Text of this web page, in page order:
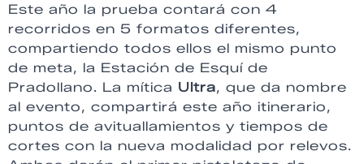
Este año la prueba contará con 4
recorridos en 5 formatos diferentes,
compartiendo todos ellos el mismo punto
de meta, la Estación de Esquí de
Pradollano. La mítica Ultra, que da nombre
al evento, compartirá este año itinerario,
puntos de avituallamientos y tiempos de
cortes con la nueva modalidad por relevos.